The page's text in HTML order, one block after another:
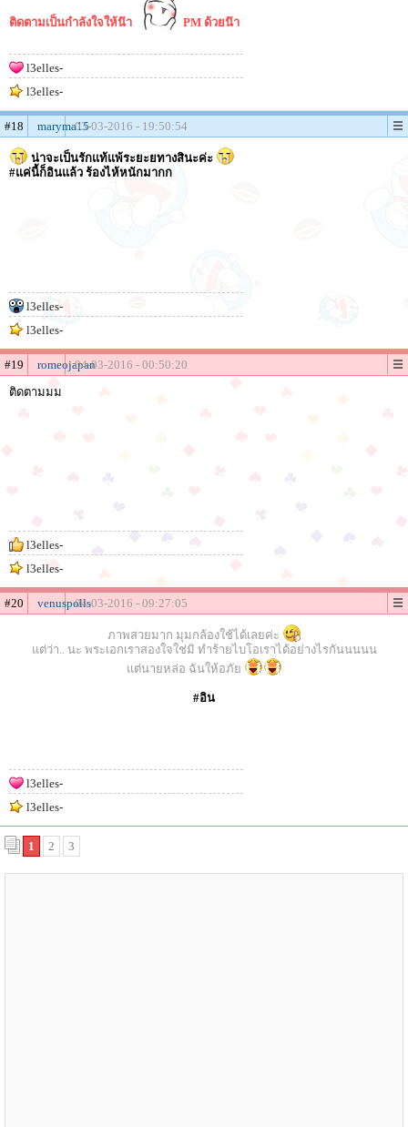
ติดตามเป็นกำลังใจให้น๊า PM ด้วยน๊า
l3elles-
l3elles-
#18 maryma1503-03-2016 - 19:50:54
น่าจะเป็นรักแท้แพ้ระยะยทางสินะค่ะ
#แค่นี้ก็อินแล้ว ร้องไห้หนักมากก
l3elles-
l3elles-
#19 romeojapan04-03-2016 - 00:50:20
ติดตามมม
l3elles-
l3elles-
#20 venuspolls04-03-2016 - 09:27:05
ภาพสวยมาก มุมกล้องใช้ได้เลยค่ะ
แต่ว่า.. นะ พระเอกเราสองใจใช่มิ ทำร้ายไบโอเราได้อย่างไรกันนนนน
แต่นายหล่อ ฉันให้อภัย
#อิน
l3elles-
l3elles-
1 2 3